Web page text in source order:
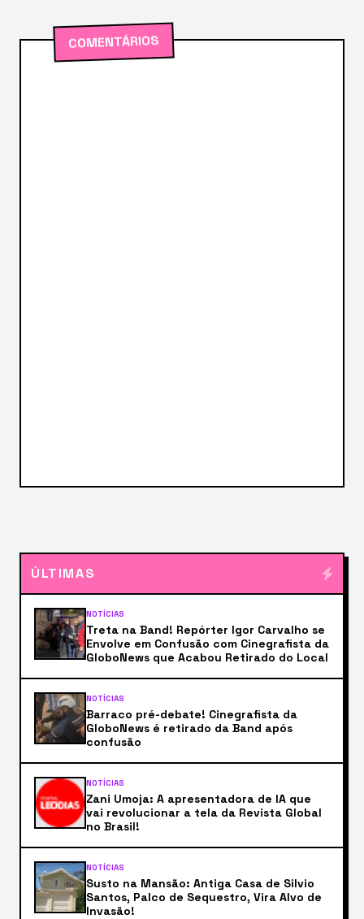
COMENTÁRIOS
ÚLTIMAS
NOTÍCIAS
Treta na Band! Repórter Igor Carvalho se
Envolve em Confusão com Cinegrafista da
GloboNews que Acabou Retirado do Local
NOTÍCIAS
Barraco pré-debate! Cinegrafista da
GloboNews é retirado da Band após
confusão
NOTÍCIAS
Zani Umoja: A apresentadora de IA que
vai revolucionar a tela da Revista Global
no Brasil!
NOTÍCIAS
Susto na Mansão: Antiga Casa de Silvio
Santos, Palco de Sequestro, Vira Alvo de
Invasão!